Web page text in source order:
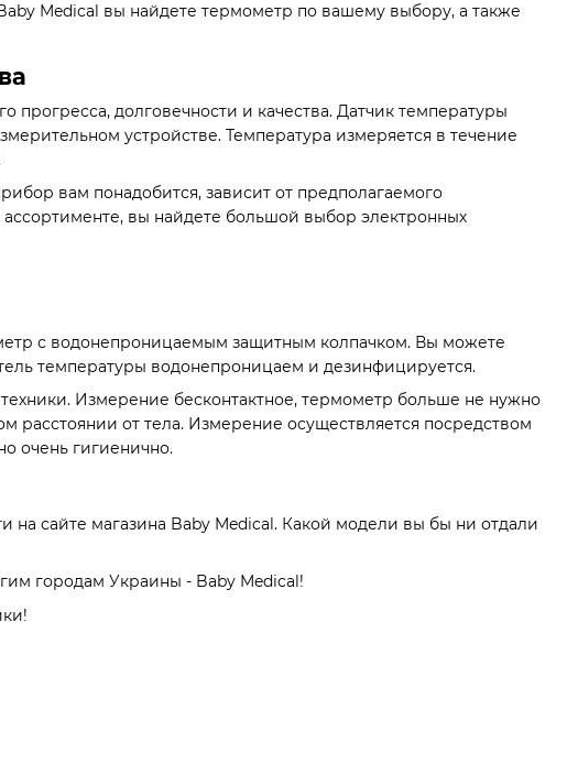
Medical вы найдете термометр по вашему выбору, а также
долговечности и качества. Датчик температуры
устройстве. Температура измеряется в течение
вам понадобится, зависит от предполагаемого
вы найдете большой выбор электронных
с водонепроницаемым защитным колпачком. Вы можете
температуры водонепроницаем и дезинфицируется.
Измерение бесконтактное, термометр больше не нужно
расстоянии от тела. Измерение осуществляется посредством
очень гигиенично.
сайте магазина Baby Medical. Какой модели вы бы ни отдали
городам Украины - Baby Medical!